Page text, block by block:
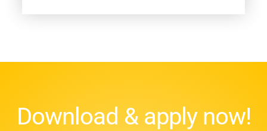
Download & apply now!